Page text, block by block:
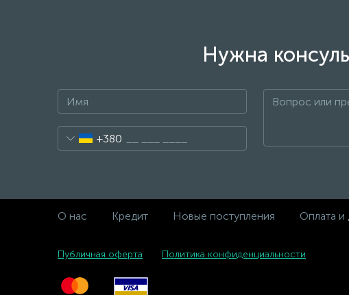
Нужна
+380
О нас Кредит Новые поступления Оплата и
Публичная оферта Политика конфиденциальности